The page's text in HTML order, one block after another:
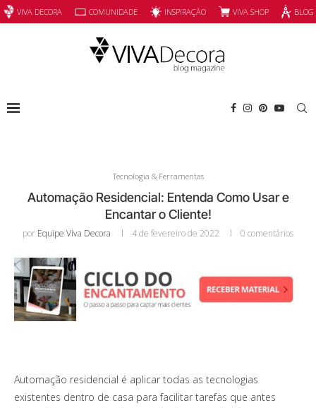
VIVA DECORA COMUNIDADE INSPIRAÇÃO VIVA SHOP
Tecnologia & Ferramentas
Automação Residencial: Entenda Como Usar e
Encantar o Cliente!
por Equipe Viva Decora 4 de fevereiro de 2022 0 comentários
Automação residencial é aplicar todas as tecnologias
existentes dentro de casa para facilitar tarefas que antes